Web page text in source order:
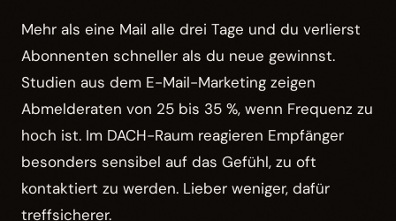
Mehr als eine Mail alle drei Tage und du verlierst
Abonnenten schneller als du neue gewinnst.
Studien aus dem E-Mail-Marketing zeigen
Abmelderaten von 25 bis 35 %, wenn Frequenz zu
hoch ist. Im DACH-Raum reagieren Empfänger
besonders sensibel auf das Gefühl, zu oft
kontaktiert zu werden. Lieber weniger, dafür
treffsicherer.